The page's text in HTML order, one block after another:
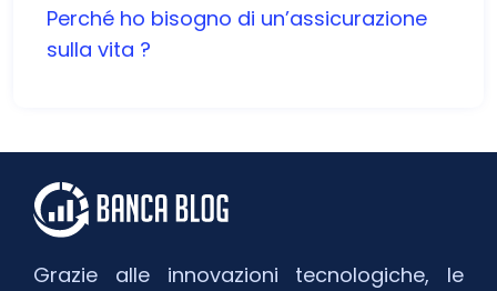
Perché ho bisogno di un’assicurazione
sulla vita ?
Grazie alle innovazioni tecnologiche, le